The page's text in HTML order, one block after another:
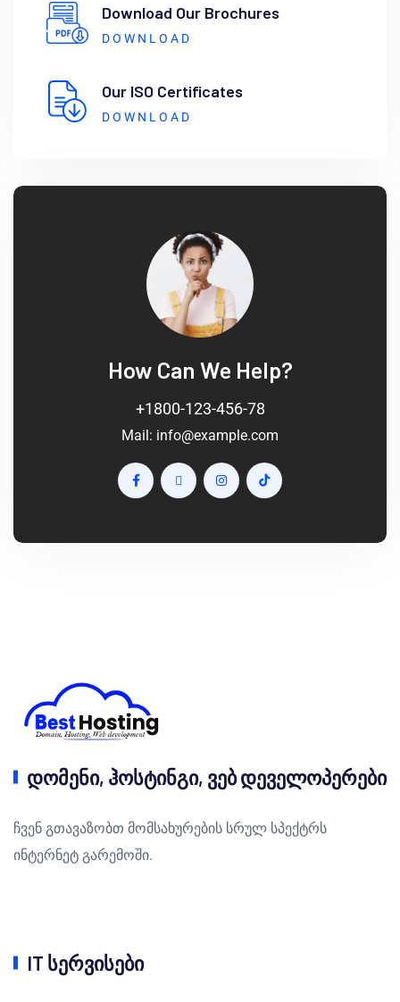
Download Our Brochures
DOWNLOAD
Our ISO Certificates
DOWNLOAD
How Can We Help?
+1800-123-456-78
Mail: info@example.com
დომენი, ჰოსტინგი, ვებ დეველოპერები
ჩვენ გთავაზობთ მომსახურების სრულ სპექტრს
ინტერნეტ გარემოში.
IT სერვისები